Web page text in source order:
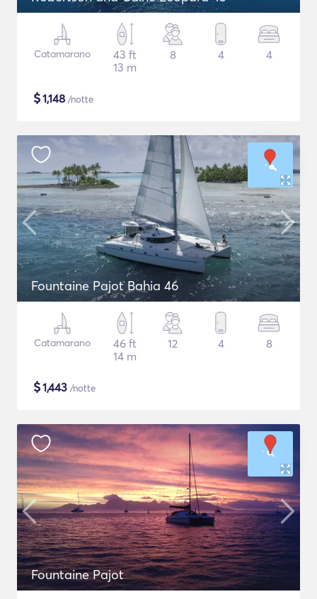
Catamarano
43 ft
13 m
8 4 4
$1,148 /notte
Fountaine Pajot Bahia 46
Catamarano
46 ft
14 m
12 4 8
$1,443 /notte
Fountaine Pajot